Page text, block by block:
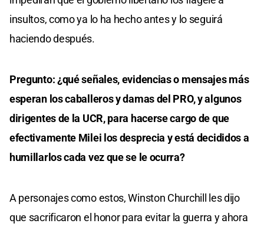
insultos, como ya lo ha hecho antes y lo seguirá
haciendo después.
Pregunto: ¿qué señales, evidencias o mensajes más
esperan los caballeros y damas del PRO, y algunos
dirigentes de la UCR, para hacerse cargo de que
efectivamente Milei los desprecia y está decididos a
humillarlos cada vez que se le ocurra?
A personajes como estos, Winston Churchill les dijo
que sacrificaron el honor para evitar la guerra y ahora